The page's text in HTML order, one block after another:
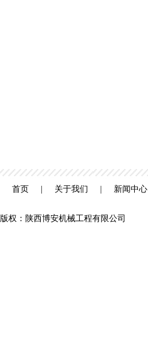
首页 关于我们 新闻中心
版权：陕西博安机械工程有限公司